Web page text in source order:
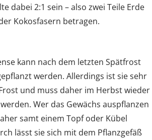
dabei 2:1 sein – also zwei Teile Erde
Kokosfasern betragen.
kann nach dem letzten Spätfrost
werden. Allerdings ist sie sehr
und muss daher im Herbst wieder
Wer das Gewächs auspflanzen
samt einem Topf oder Kübel
lässt sie sich mit dem Pflanzgefäß